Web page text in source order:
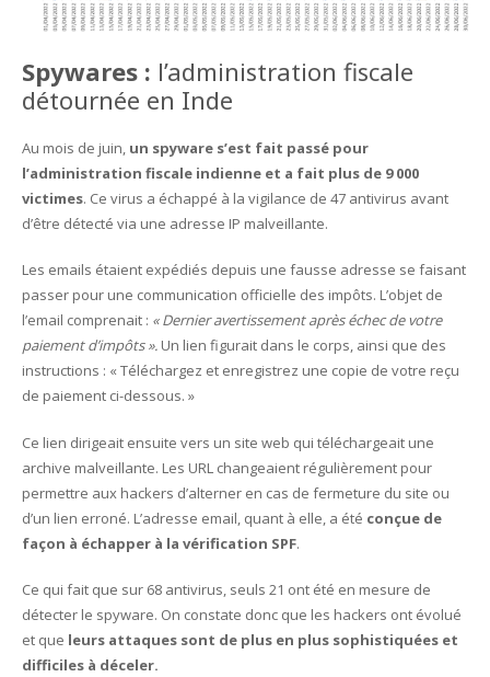
Spywares : l’administration fiscale
détournée en Inde
Au mois de juin, un spyware s’est fait passé pour
l’administration fiscale indienne et a fait plus de 9 000
victimes. Ce virus a échappé à la vigilance de 47 antivirus avant
d’être détecté via une adresse IP malveillante.
Les emails étaient expédiés depuis une fausse adresse se faisant
passer pour une communication officielle des impôts. L’objet de
l’email comprenait : « Dernier avertissement après échec de votre
paiement d’impôts ».Un lien figurait dans le corps, ainsi que des
instructions : « Téléchargez et enregistrez une copie de votre reçu
de paiement ci-dessous. »
Ce lien dirigeait ensuite vers un site web qui téléchargeait une
archive malveillante. Les URL changeaient régulièrement pour
permettre aux hackers d’alterner en cas de fermeture du site ou
d’un lien erroné. L’adresse email, quant à elle, a été conçue de
façon à échapper à la vérification SPF.
Ce qui fait que sur 68 antivirus, seuls 21 ont été en mesure de
détecter le spyware. On constate donc que les hackers ont évolué
et que leurs attaques sont de plus en plus sophistiquées et
difficiles à déceler.